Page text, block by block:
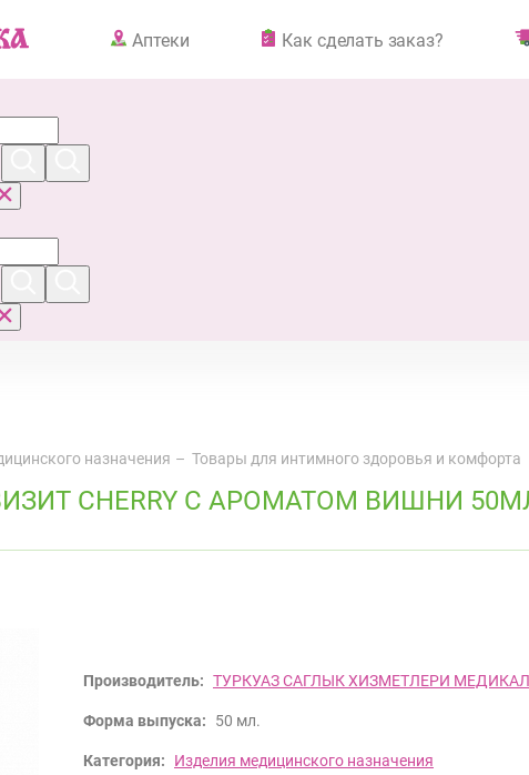
Аптеки Как сделать заказ?
назначения Товары для интимного здоровья и комфорта
CHERRY С АРОМАТОМ ВИШНИ
Производитель: ТУРКУАЗ САГЛЫК ХИЗМЕТЛЕРИ МЕДИКАЛ
Форма выпуска: 50 мл.
Категория: Изделия медицинского назначения